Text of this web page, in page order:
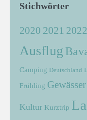
Stichwörter
2020 2021 2022
Ausflug
Camping Deutschland
Frühling Gewässer
Kultur Kurztrip